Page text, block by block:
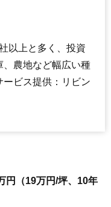
以上と多く、投資
、農地など幅広い種
ビス提供：リビン
円（19万円/坪、10年